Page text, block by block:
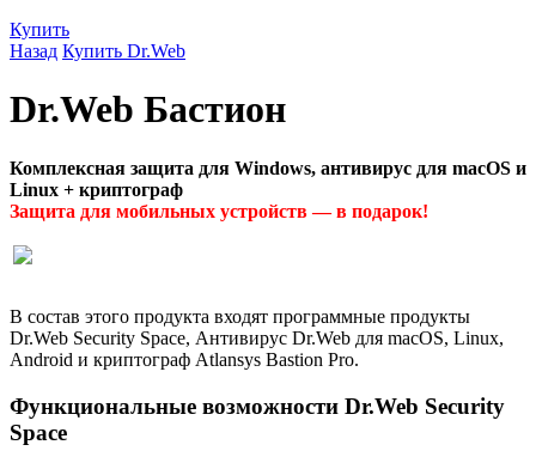
Купить
Назад Купить Dr.Web
Dr.Web Бастион
Комплексная защита для Windows, антивирус для macOS и
Linux + криптограф
Защита для мобильных устройств — в подарок!
В состав этого продукта входят программные продукты
Dr.Web Security Space, Антивирус Dr.Web для macOS, Linux,
Android и криптограф Atlansys Bastion Pro.
Функциональные возможности Dr.Web Security
Space